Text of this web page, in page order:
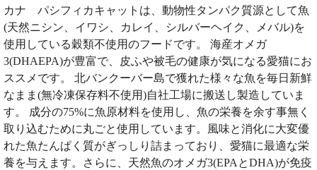
カナ パシフィカキャットは、動物性タンパク質源として魚
(天然ニシン、イワシ、カレイ、シルバーヘイク、メバル)を
使用している穀類不使用のフードです。 海産オメガ
3(DHAEPA)が豊富で、皮ふや被毛の健康が気になる愛猫にお
ススメです。 北バンクーバー島で獲れた様々な魚を毎日新鮮
なまま(無冷凍保存料不使用)自社工場に搬送し製造していま
す。 成分の75%に魚原材料を使用し、魚の栄養を余す事無く
取り込むために丸ごと使用しています。風味と消化に大変優
れた魚たんぱく質がぎっしり詰まっており、愛猫に最適な栄
養を与えます。さらに、天然魚のオメガ3(EPAとDHA)が免疫